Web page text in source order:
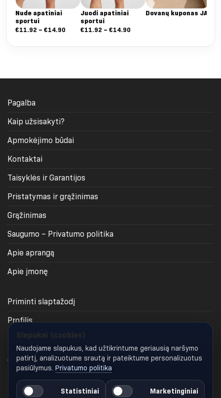
Nude apatiniai
sportui
€11.92 – €14.90
Juodi apatiniai
sportui
€11.92 – €14.90
Dovanų kuponas JAI
Pagalba
Kaip užsisakyti?
Apmokėjimo būdai
Kontaktai
Taisyklės ir Garantijos
Pristatymas ir grąžinimas
Grąžinimas
Saugumo – Privatumo politika
Apie aprangą
Apie įmonę
Priminti slaptažodį
Profilis
Krepšelis
Apmokėjimas
Keisti slapukų nustatymus
Slapukai (cookies)
Naudojame slapukus, kad užtikrintume geriausią naršymo
patirtį, analizuotume srautą ir pateiktume personalizuotus
pasiūlymus. Privatumo politika
Statistiniai Marketinginiai